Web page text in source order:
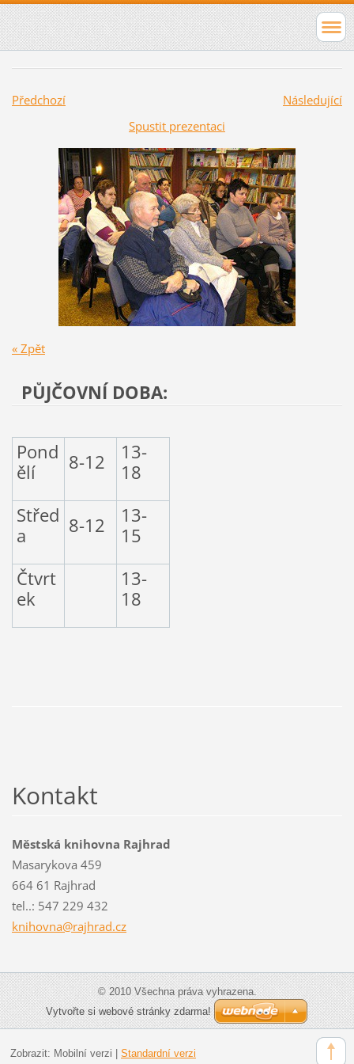
Předchozí
Následující
Spustit prezentaci
« Zpět
PŮJČOVNÍ DOBA:
Pond
ělí
8-12
13-
18
Střed
a
8-12
13-
15
Čtvrt
ek
13-
18
Kontakt
Městská knihovna Rajhrad
Masarykova 459
664 61 Rajhrad
tel..: 547 229 432
knihovna@rajhrad.cz
© 2010 Všechna práva vyhrazena.
Vytvořte si webové stránky zdarma!
Zobrazit: Mobilní verzi Standardní verzi